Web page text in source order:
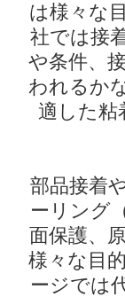
は様々な
社では接
や条件、
われるか
適した粘
部品接着
ーリング
面保護、
様々な目
ージでは